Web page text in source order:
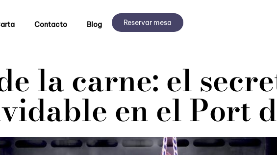
Contacto Blog Reservar mesa
la carne: el
en el Port